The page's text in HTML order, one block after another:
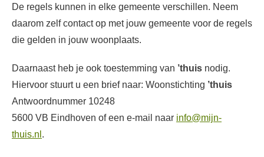
De regels kunnen in elke gemeente verschillen. Neem
daarom zelf contact op met jouw gemeente voor de regels
die gelden in jouw woonplaats.
Daarnaast heb je ook toestemming van ’thuis nodig.
Hiervoor stuurt u een brief naar: Woonstichting ’thuis
Antwoordnummer 10248
5600 VB Eindhoven of een e-mail naar info@mijn-
thuis.nl .